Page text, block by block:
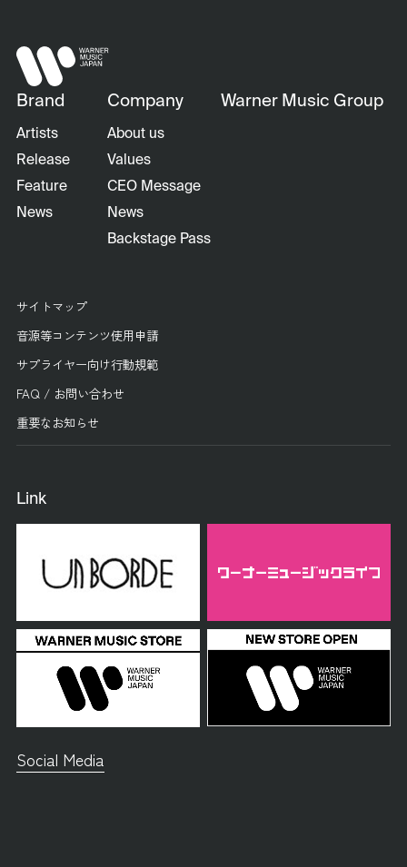
Brand
Artists
Release
Feature
News
Company
About us
Values
CEO Message
News
Backstage Pass
Warner Music Group
サイトマップ
音源等コンテンツ使用申請
サプライヤー向け行動規範
FAQ / お問い合わせ
重要なお知らせ
Link
Social Media